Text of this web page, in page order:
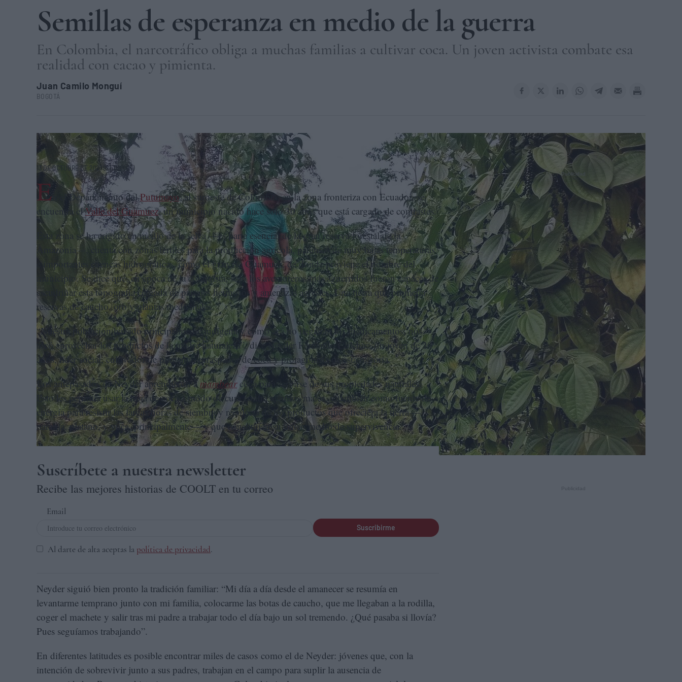
Semillas de esperanza en medio de la guerra
En Colombia, el narcotráfico obliga a muchas familias a cultivar coca. Un joven activista combate esa
realidad con cacao y pimienta.
Juan Camilo Monguí
BOGOTÁ
Neyder Fernando Culchac, en tierras dedicadas al cultivo de pimienta en Valle del Guamuez, Colombia. CORTESÍA
13 DE OCTUBRE DE 2021 (07:00 CET)
E n el Departamento delPutumayo, al suroeste de Colombia, en la zona fronteriza con Ecuador, se
encuentra elValle del Guamuez, un municipio nacido hace solo 30 años que está cargado de contrastes.
Esta zona se ha erigido en medio de la selva —es parte esencial de la gran reserva forestal de la
Amazonia—, cuenta con zonas fértiles para la producción agrícola, páramos de muy bajas temperaturas
e importantes cuencas hidrográficas, como el gran río Guamuez, de donde proviene el nombre del
municipio. Se dice que, en época de la conquista, solo los aventureros más aguerridos fueron capaces de
escudriñar esta topografía cargada de paisajes hermosos y amenazas agrestes. Una tierra que prometía
reservas de caucho, oro y plantas medicinales.
“Nuestra población ha sido principalmente indígena y como acá no llegaban los medicamentos, nos
tocó aprovechar los productos de la madre naturaleza”, dice Neyder Fernando Culchac, un joven de 20
años, líder social, cultivador de pimienta, exraspador de coca y protagonista de esta historia.
Los antepasados de Neyder aprendieron amambear coca para servirse de sus propiedades naturales.
Esto les permitía usar la hoja de coca a modo de cura contra algunos males, y también como fuente de
energía para resistir las largas horas de siembra y recolecta de los productos que ofreciera la tierra —
naranja, plátano, y yuca, principalmente— y que constituían su único medio de supervivencia.
Suscríbete a nuestra newsletter
Recibe las mejores historias de COOLT en tu correo
Email
Suscribirme
Al darte de alta aceptas la política de privacidad.
Neyder siguió bien pronto la tradición familiar: “Mi día a día desde el amanecer se resumía en
levantarme temprano junto con mi familia, colocarme las botas de caucho, que me llegaban a la rodilla,
coger el machete y salir tras mi padre a trabajar todo el día bajo un sol tremendo. ¿Qué pasaba si llovía?
Pues seguíamos trabajando”.
En diferentes latitudes es posible encontrar miles de casos como el de Neyder: jóvenes que, con la
intención de sobrevivir junto a sus padres, trabajan en el campo para suplir la ausencia de